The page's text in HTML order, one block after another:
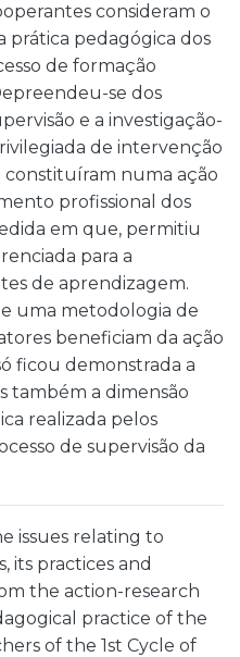
consideram o
prática pedagógica dos
de formação
se dos
e a investigação-
de intervenção
constituíram numa ação
profissional dos
em que, permitiu
para a
de aprendizagem.
uma metodologia de
beneficiam da ação
ficou demonstrada a
também a dimensão
realizada pelos
de supervisão da
issues relating to
its practices and
the action-research
practice of the
of the 1st Cycle of